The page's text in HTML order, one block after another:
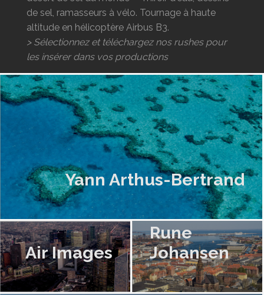
de sel, ramasseurs à vélo. Tournage à haute
altitude en hélicoptère Airbus B3.
> Sélectionnez et téléchargez nos rushes pour
les insérer dans vos productions
Yann Arthus-Bertrand
Air Images
Rune
Johansen